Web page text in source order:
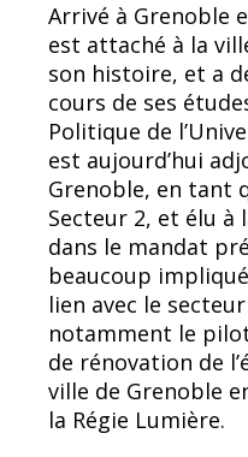
Arrivé à Grenoble
est attaché à la
son histoire, et a
cours de ses
Politique de
est aujourd’hui
Grenoble, en tant
Secteur 2, et élu à
dans le mandat
beaucoup
lien avec le
notamment le
de rénovation de
ville de Grenoble
la Régie Lumière.